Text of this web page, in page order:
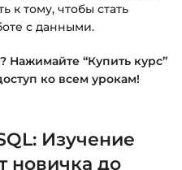
к тому, чтобы стать
с данными.
Нажимайте “Купить курс”
ко всем урокам!
Изучение
новичка до